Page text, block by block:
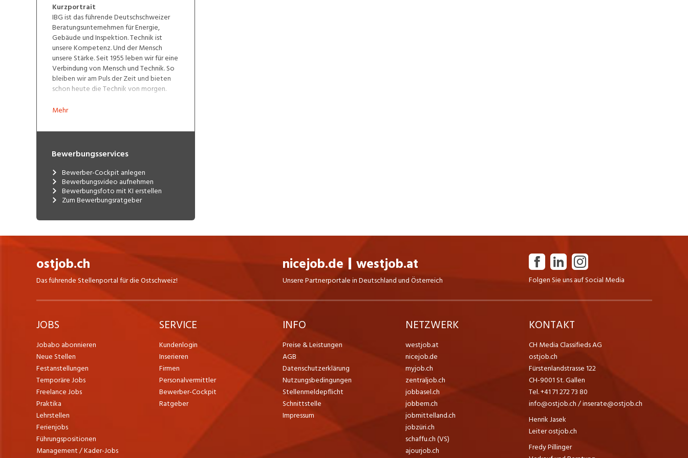
Kurzportrait
IBG ist das führende Deutschschweizer
Beratungsunternehmen für Energie,
Gebäude und Inspektion. Technik ist
unsere Kompetenz. Und der Mensch
unsere Stärke. Seit 1955 leben wir für eine
Verbindung von Mensch und Technik. So
bleiben wir am Puls der Zeit und bieten
schon heute die Technik von morgen.
Mehr erfahren Sie unter
Mehr
Bewerbungsservices
Bewerber-Cockpit anlegen
Bewerbungsvideo aufnehmen
Bewerbungsfoto mit KI erstellen
Zum Bewerbungsratgeber
ostjob.ch
Das führende Stellenportal für die Ostschweiz!
nicejob.de westjob.at
Unsere Partnerportale in Deutschland und Österreich Folgen Sie uns auf Social Media
JOBS
Jobabo abonnieren
Neue Stellen
Festanstellungen
Temporäre Jobs
Freelance Jobs
Praktika
Lehrstellen
Ferienjobs
Führungspositionen
Management / Kader-Jobs
SERVICE
Kundenlogin
Inserieren
Firmen
Personalvermittler
Bewerber-Cockpit
Ratgeber
INFO
Preise & Leistungen
AGB
Datenschutzerklärung
Nutzungsbedingungen
Stellenmeldepflicht
Schnittstelle
Impressum
NETZWERK
westjob.at
nicejob.de
myjob.ch
zentraljob.ch
jobbasel.ch
jobbern.ch
jobmittelland.ch
jobzüri.ch
schaffu.ch (VS)
ajourjob.ch
KONTAKT
CH Media Classifieds AG
ostjob.ch
Fürstenlandstrasse 122
CH-9001 St. Gallen
Tel. +41 71 272 73 80
info@ostjob.ch/inserate@ostjob.ch
Henrik Jasek
Leiter ostjob.ch
Fredy Pillinger